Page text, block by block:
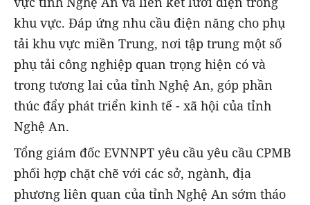
khu vực. Đáp ứng nhu cầu điện năng cho phụ
tải khu vực miền Trung, nơi tập trung một số
phụ tải công nghiệp quan trọng hiện có và
trong tương lai của tỉnh Nghệ An, góp phần
thúc đẩy phát triển kinh tế - xã hội của tỉnh
Nghệ An.
Tổng giám đốc EVNNPT yêu cầu yêu cầu CPMB
phối hợp chặt chẽ với các sở, ngành, địa
phương liên quan của tỉnh Nghệ An sớm tháo